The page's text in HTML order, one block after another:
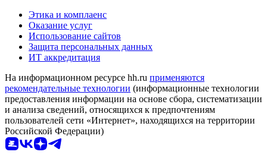
Этика и комплаенс
Оказание услуг
Использование сайтов
Защита персональных данных
ИТ аккредитация
На информационном ресурсе hh.ru применяются
рекомендательные технологии (информационные технологии
предоставления информации на основе сбора, систематизации
и анализа сведений, относящихся к предпочтениям
пользователей сети «Интернет», находящихся на территории
Российской Федерации)